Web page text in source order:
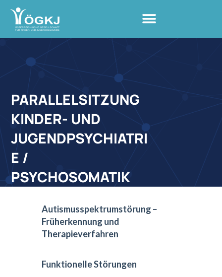
PARALLELSITZUNG
KINDER- UND
JUGENDPSYCHIATRI
E /
PSYCHOSOMATIK
Autismusspektrumstörung –
Früherkennung und
Therapieverfahren
Funktionelle Störungen